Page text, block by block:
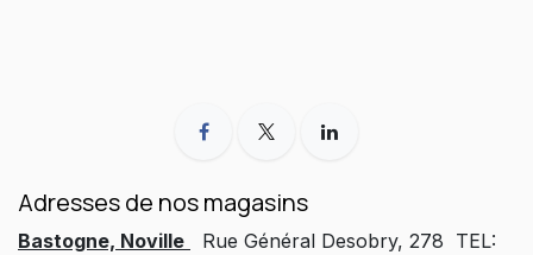
Adresses de nos magasins
Bastogne, Noville
Rue Général Desobry, 278 TEL: